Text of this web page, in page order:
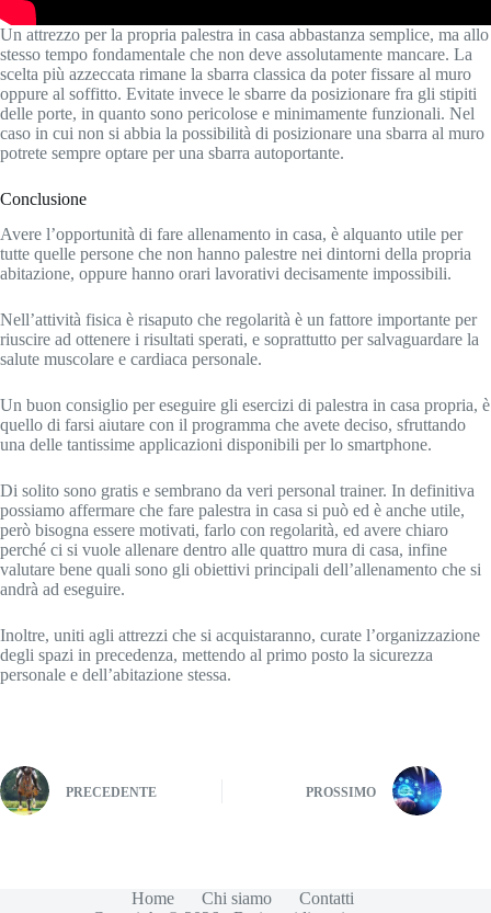
Un attrezzo per la propria palestra in casa abbastanza semplice, ma allo
stesso tempo fondamentale che non deve assolutamente mancare. La
scelta più azzeccata rimane la sbarra classica da poter fissare al muro
oppure al soffitto. Evitate invece le sbarre da posizionare fra gli stipiti
delle porte, in quanto sono pericolose e minimamente funzionali. Nel
caso in cui non si abbia la possibilità di posizionare una sbarra al muro
potrete sempre optare per una sbarra autoportante.
Conclusione
Avere l’opportunità di fare allenamento in casa, è alquanto utile per
tutte quelle persone che non hanno palestre nei dintorni della propria
abitazione, oppure hanno orari lavorativi decisamente impossibili.
Nell’attività fisica è risaputo che regolarità è un fattore importante per
riuscire ad ottenere i risultati sperati, e soprattutto per salvaguardare la
salute muscolare e cardiaca personale.
Un buon consiglio per eseguire gli esercizi di palestra in casa propria, è
quello di farsi aiutare con il programma che avete deciso, sfruttando
una delle tantissime applicazioni disponibili per lo smartphone.
Di solito sono gratis e sembrano da veri personal trainer. In definitiva
possiamo affermare che fare palestra in casa si può ed è anche utile,
però bisogna essere motivati, farlo con regolarità, ed avere chiaro
perché ci si vuole allenare dentro alle quattro mura di casa, infine
valutare bene quali sono gli obiettivi principali dell’allenamento che si
andrà ad eseguire.
Inoltre, uniti agli attrezzi che si acquistaranno, curate l’organizzazione
degli spazi in precedenza, mettendo al primo posto la sicurezza
personale e dell’abitazione stessa.
PRECEDENTE PROSSIMO
Home Chi siamo
Contatti